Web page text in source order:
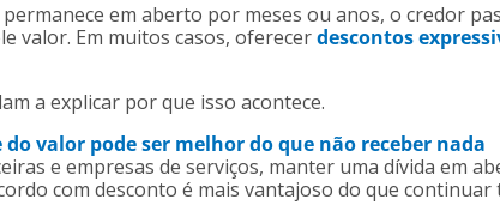
em aberto por meses ou anos, o credor
valor. Em muitos casos, oferecerdescontos
a explicar por que isso acontece.
do valor pode ser melhor do que não receber nada
e empresas de serviços, manter uma dívida em
com desconto é mais vantajoso do que